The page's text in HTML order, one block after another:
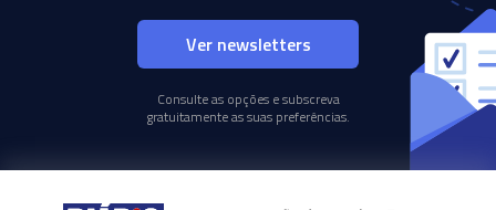
Ver newsletters
Consulte as opções e subscreva
gratuitamente as suas preferências.